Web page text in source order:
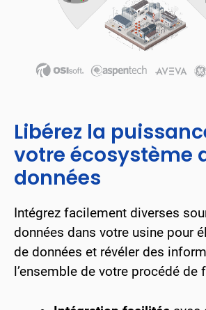
Libérez la
votre écosystème
données
Intégrez facilement diverses
données dans votre usine pour
de données et révéler des
l’ensemble de votre procédé de